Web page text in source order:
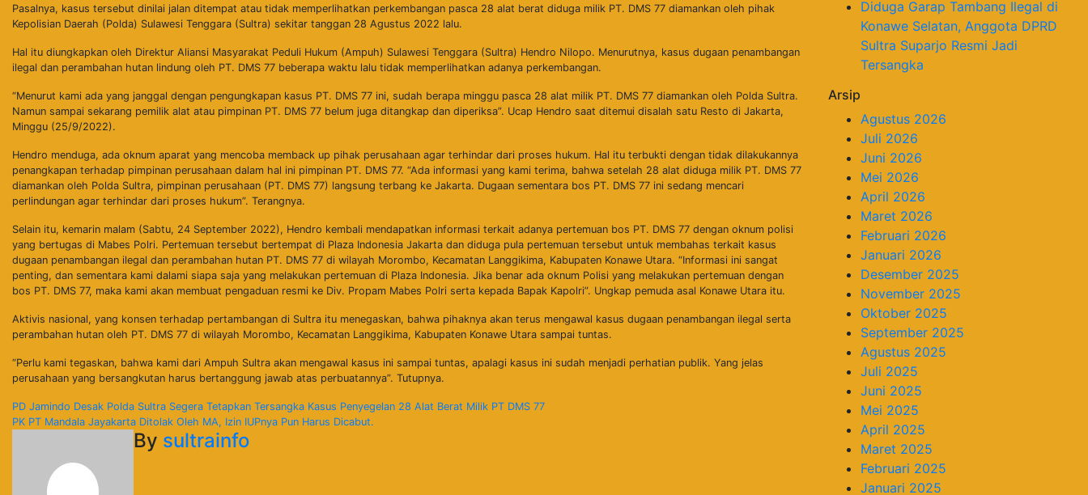
Pasalnya, kasus tersebut dinilai jalan ditempat atau tidak memperlihatkan perkembangan pasca 28 alat berat diduga milik PT. DMS 77 diamankan oleh pihak
Kepolisian Daerah (Polda) Sulawesi Tenggara (Sultra) sekitar tanggan 28 Agustus 2022 lalu.
Hal itu diungkapkan oleh Direktur Aliansi Masyarakat Peduli Hukum (Ampuh) Sulawesi Tenggara (Sultra) Hendro Nilopo. Menurutnya, kasus dugaan penambangan
ilegal dan perambahan hutan lindung oleh PT. DMS 77 beberapa waktu lalu tidak memperlihatkan adanya perkembangan.
“Menurut kami ada yang janggal dengan pengungkapan kasus PT. DMS 77 ini, sudah berapa minggu pasca 28 alat milik PT. DMS 77 diamankan oleh Polda Sultra.
Namun sampai sekarang pemilik alat atau pimpinan PT. DMS 77 belum juga ditangkap dan diperiksa”. Ucap Hendro saat ditemui disalah satu Resto di Jakarta,
Minggu (25/9/2022).
Hendro menduga, ada oknum aparat yang mencoba memback up pihak perusahaan agar terhindar dari proses hukum. Hal itu terbukti dengan tidak dilakukannya
penangkapan terhadap pimpinan perusahaan dalam hal ini pimpinan PT. DMS 77. “Ada informasi yang kami terima, bahwa setelah 28 alat diduga milik PT. DMS 77
diamankan oleh Polda Sultra, pimpinan perusahaan (PT. DMS 77) langsung terbang ke Jakarta. Dugaan sementara bos PT. DMS 77 ini sedang mencari
perlindungan agar terhindar dari proses hukum”. Terangnya.
Selain itu, kemarin malam (Sabtu, 24 September 2022), Hendro kembali mendapatkan informasi terkait adanya pertemuan bos PT. DMS 77 dengan oknum polisi
yang bertugas di Mabes Polri. Pertemuan tersebut bertempat di Plaza Indonesia Jakarta dan diduga pula pertemuan tersebut untuk membahas terkait kasus
dugaan penambangan ilegal dan perambahan hutan PT. DMS 77 di wilayah Morombo, Kecamatan Langgikima, Kabupaten Konawe Utara. “Informasi ini sangat
penting, dan sementara kami dalami siapa saja yang melakukan pertemuan di Plaza Indonesia. Jika benar ada oknum Polisi yang melakukan pertemuan dengan
bos PT. DMS 77, maka kami akan membuat pengaduan resmi ke Div. Propam Mabes Polri serta kepada Bapak Kapolri”. Ungkap pemuda asal Konawe Utara itu.
Aktivis nasional, yang konsen terhadap pertambangan di Sultra itu menegaskan, bahwa pihaknya akan terus mengawal kasus dugaan penambangan ilegal serta
perambahan hutan oleh PT. DMS 77 di wilayah Morombo, Kecamatan Langgikima, Kabupaten Konawe Utara sampai tuntas.
“Perlu kami tegaskan, bahwa kami dari Ampuh Sultra akan mengawal kasus ini sampai tuntas, apalagi kasus ini sudah menjadi perhatian publik. Yang jelas
perusahaan yang bersangkutan harus bertanggung jawab atas perbuatannya”. Tutupnya.
Navigasi
PD Jamindo Desak Polda Sultra Segera Tetapkan Tersangka Kasus Penyegelan 28 Alat Berat Milik PT DMS 77
PK PT Mandala Jayakarta Ditolak Oleh MA, Izin IUPnya Pun Harus Dicabut.
By sultrainfo
Diduga Garap Tambang Ilegal di
Konawe Selatan, Anggota DPRD
Sultra Suparjo Resmi Jadi
Tersangka
Arsip
Agustus 2026
Juli 2026
Juni 2026
Mei 2026
April 2026
Maret 2026
Februari 2026
Januari 2026
Desember 2025
November 2025
Oktober 2025
September 2025
Agustus 2025
Juli 2025
Juni 2025
Mei 2025
April 2025
Maret 2025
Februari 2025
Januari 2025